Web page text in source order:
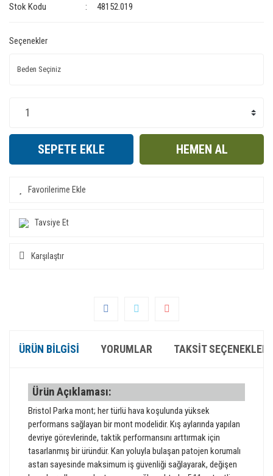
Stok Kodu
48152.019
Seçenekler
SEPETE EKLE HEMEN AL
Tavsiye Et
Karşılaştır
ÜRÜN BILGISI YORUMLAR TAKSIT SEÇENEKLERI
Ürün Açıklaması:
Bristol Parka mont; her türlü hava koşulunda yüksek
performans sağlayan bir mont modelidir. Kış aylarında yapılan
devriye görevlerinde, taktik performansını arttırmak için
tasarlanmış bir üründür. Kan yoluyla bulaşan patojen korumalı
astarı sayesinde maksimum iş güvenliği sağlayarak, değişen